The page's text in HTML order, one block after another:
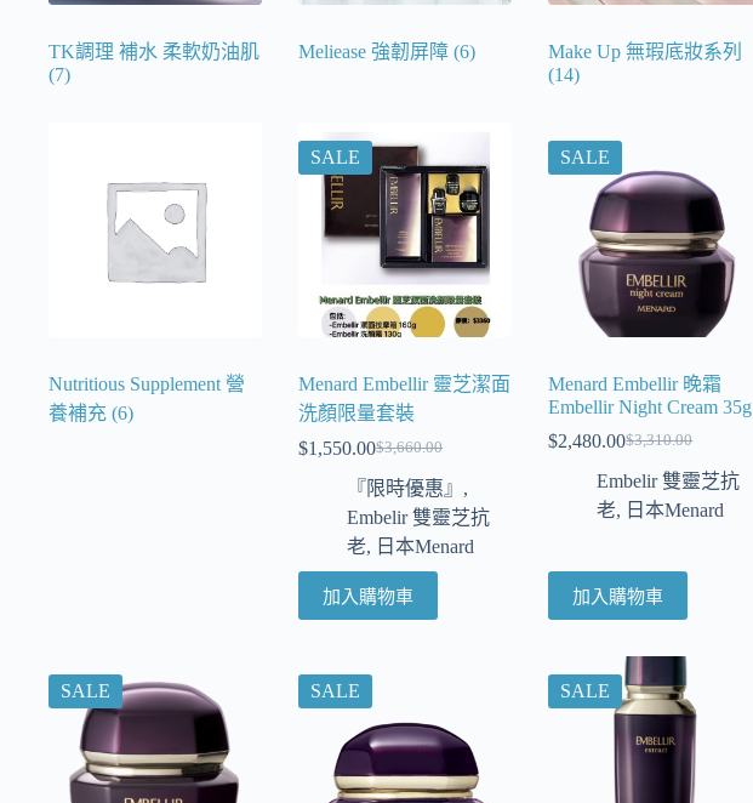
TK調理 補水 柔軟奶油肌
(7)
Meliease 強韌屏障(6)
Make Up 無瑕底妝系列
(14)
Nutritious Supplement 營
養補充 (6)
SALE
Menard Embellir 靈芝潔面
洗顏限量套裝
$3,660.00
$1,550.00
『限時優惠』 ,
Embelir 雙靈芝抗
老, 日本Menard
加入購物車
SALE
Menard Embellir 晚霜
Embellir Night Cream 35g
$3,310.00
$2,480.00
Embelir 雙靈芝抗
老, 日本Menard
加入購物車
SALE SALE SALE